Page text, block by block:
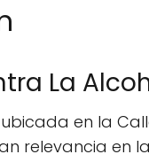
La
en la
relevancia en